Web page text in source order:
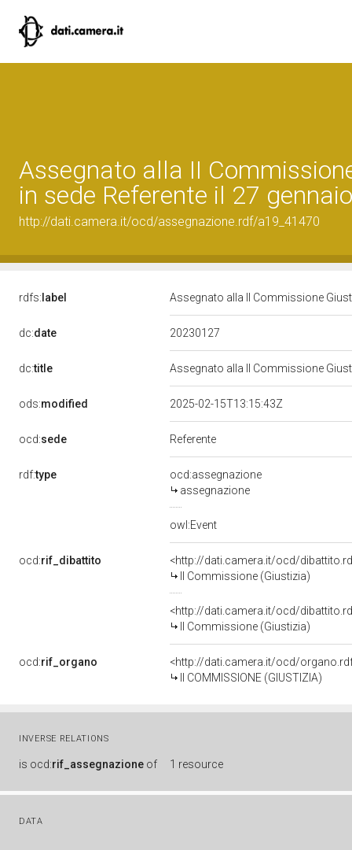
Assegnato alla II
in sede Referente il 27
http://dati.camera.it/ocd/assegnazione.rdf/a19_41470
rdfs: label Assegnato alla II Commissione
dc:date 20230127
dc:title Assegnato alla II Commissione
ods:modified 2025-02-15T13:15:43Z
ocd:sede Referente
rdf:type
ocd:assegnazione
assegnazione
owl:Event
ocd:rif_dibattito
<http://dati.camera.it/ocd/
II Commissione (Giustizia)
<http://dati.camera.it/ocd/
II Commissione (Giustizia)
ocd:rif_organo
<http://dati.camera.it/ocd/
II COMMISSIONE (GIUSTIZIA)
INVERSE RELATIONS
is ocd:rif_assegnazione of 1 resource
DATA